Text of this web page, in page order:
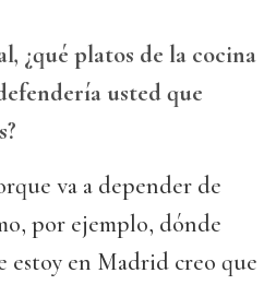
¿qué platos de la cocina
usted que
va a depender de
por ejemplo, dónde
estoy en Madrid creo que